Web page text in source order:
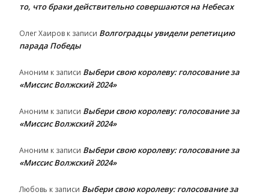
то, что браки действительно совершаются на Небесах
Олег Хаиров к записи Волгоградцы увидели репетицию
парада Победы
Аноним к записи Выбери свою королеву: голосование за
«Миссис Волжский 2024»
Аноним к записи Выбери свою королеву: голосование за
«Миссис Волжский 2024»
Аноним к записи Выбери свою королеву: голосование за
«Миссис Волжский 2024»
Любовь к записи Выбери свою королеву: голосование за